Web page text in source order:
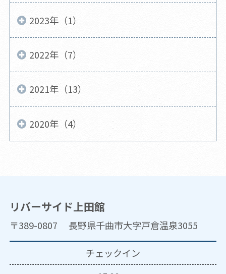
2023年（1）
2022年（7）
2021年（13）
2020年（4）
リバーサイド上田館
〒389-0807 長野県千曲市大字戸倉温泉3055
チェックイン